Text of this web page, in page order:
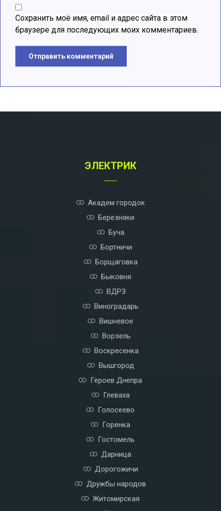
Сохранить моё имя, email и адрес сайта в этом
браузере для последующих моих комментариев.
Отправить комментарий
l
ЭЛЕКТРИК
Академ городок
Березняки
Буча
Бортничи
Борщаговка
Быковня
ВДРЗ
Виноградарь
Вишневое
Ворзель
Воскресенка
Вышгород
Героев Днепра
Глеваха
Голосеево
Горенка
Гостомель
Дарница
Дорогожичи
Дружбы народов
Житомирская